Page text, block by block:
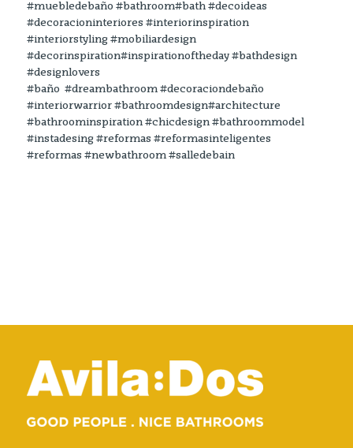
#muebledebaño #bathroom#bath #decoideas
#decoracioninteriores #interiorinspiration
#interiorstyling #mobiliardesign
#decorinspiration#inspirationoftheday #bathdesign
#designlovers
#baño #dreambathroom #decoraciondebaño
#interiorwarrior #bathroomdesign#architecture
#bathroominspiration #chicdesign #bathroommodel
#instadesing #reformas #reformasinteligentes
#reformas #newbathroom #salledebain